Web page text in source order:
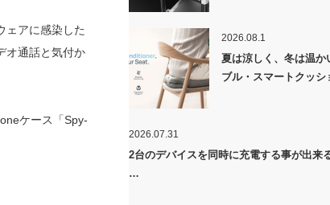
ェアに感染した
オ通話と気付か
ケース「Spy-
2026.08.1
夏は涼しく、冬は温か
ブル・スマートクッ
2026.07.31
2台のデバイスを同時に充電する事が出来
…